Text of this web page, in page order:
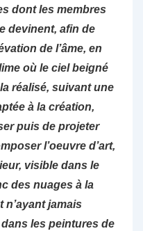
dont les membres
devinent, afin de
de l’âme, en
où le ciel beigné
réalisé, suivant une
à la création,
puis de projeter
l’oeuvre d’art,
visible dans le
des nuages à la
n’ayant jamais
les peintures de